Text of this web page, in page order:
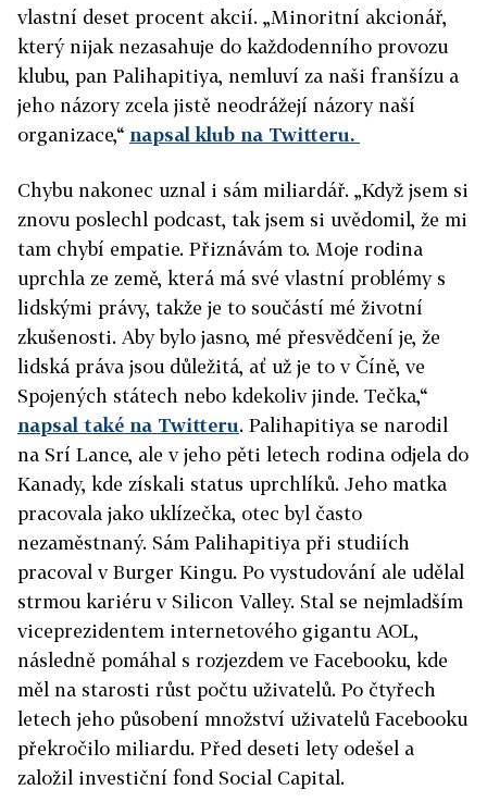
vlastní deset procent akcií. „Minoritní akcionář,
který nijak nezasahuje do každodenního provozu
klubu, pan Palihapitiya, nemluví za naši franšízu a
jeho názory zcela jistě neodrážejí názory naší
organizace,“ napsal klub na Twitteru.
Chybu nakonec uznal i sám miliardář. „Když jsem si
znovu poslechl podcast, tak jsem si uvědomil, že mi
tam chybí empatie. Přiznávám to. Moje rodina
uprchla ze země, která má své vlastní problémy s
lidskými právy, takže je to součástí mé životní
zkušenosti. Aby bylo jasno, mé přesvědčení je, že
lidská práva jsou důležitá, ať už je to v Číně, ve
Spojených státech nebo kdekoliv jinde. Tečka,“
napsal také na Twitteru. Palihapitiya se narodil
na Srí Lance, ale v jeho pěti letech rodina odjela do
Kanady, kde získali status uprchlíků. Jeho matka
pracovala jako uklízečka, otec byl často
nezaměstnaný. Sám Palihapitiya při studiích
pracoval v Burger Kingu. Po vystudování ale udělal
strmou kariéru v Silicon Valley. Stal se nejmladším
viceprezidentem internetového gigantu AOL,
následně pomáhal s rozjezdem ve Facebooku, kde
měl na starosti růst počtu uživatelů. Po čtyřech
letech jeho působení množství uživatelů Facebooku
překročilo miliardu. Před deseti lety odešel a
založil investiční fond Social Capital.